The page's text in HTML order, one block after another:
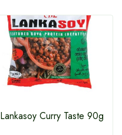
Lankasoy Curry Taste 90g